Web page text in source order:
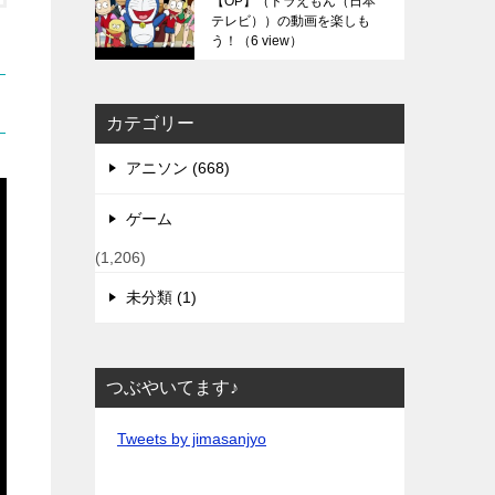
テレビ））の動画を楽しも
う！
（6 view）
カテゴリー
アニソン (668)
ゲーム
(1,206)
未分類 (1)
つぶやいてます♪
Tweets by jimasanjyo